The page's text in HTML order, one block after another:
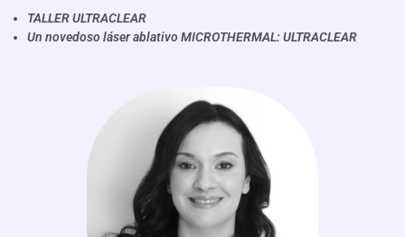
TALLER ULTRACLEAR
Un novedoso láser ablativo MICROTHERMAL: ULTRACLEAR